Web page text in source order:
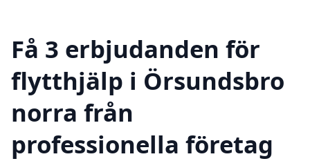
Få 3 erbjudanden för
flytthjälp i Örsundsbro
norra från
professionella företag